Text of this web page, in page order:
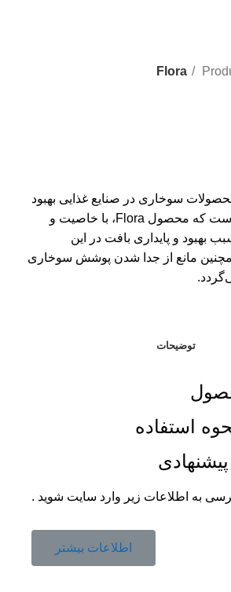
Flora
سوخاری در صنایع غذایی بهبود
بافت و پایداری آن است که محصول Flora، با خاصیت و
بهبود و پایداری بافت در این
مانع از جدا شدن پوشش سوخاری
توضیحات
استفاده
به اطلاعات زیر وارد سایت شوید .
اطلاعات بیشتر